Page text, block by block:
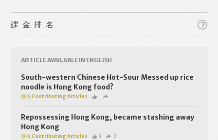
課金排名
ARTICLE AVAILABLE IN ENGLISH
South-western Chinese Hot-Sour Messed up rice
noodle is Hong Kong food?
投稿 Contributing Articles
Repossessing Hong Kong, became stashing away
Hong Kong
投稿 Contributing Articles 2 0